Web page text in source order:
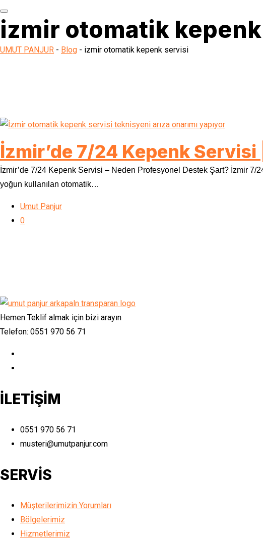
izmir otomatik
UMUT PANJUR - Blog - izmir otomatik kepenk servisi
İzmir’de 7/24 Kepenk Servisi
İzmir’de 7/24 Kepenk Servisi – Neden Profesyonel Destek Şart? İzmir
yoğun kullanılan otomatik…
Umut Panjur
0
Hemen Teklif almak için bizi arayın
Telefon: 0551 970 56 71
İLETİŞİM
0551 970 56 71
musteri@umutpanjur.com
SERVİS
Müşterilerimizin Yorumları
Bölgelerimiz
Hizmetlerimiz